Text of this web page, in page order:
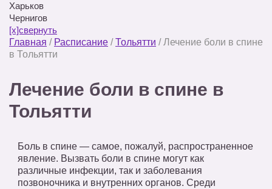
Харьков
Чернигов
[x]свернуть
Главная / Расписание /Тольятти / Лечение боли в спине
в Тольятти
Лечение боли в спине в
Тольятти
Боль в спине — самое, пожалуй, распространенное
явление. Вызвать боли в спине могут как
различные инфекции, так и заболевания
позвоночника и внутренних органов. Среди